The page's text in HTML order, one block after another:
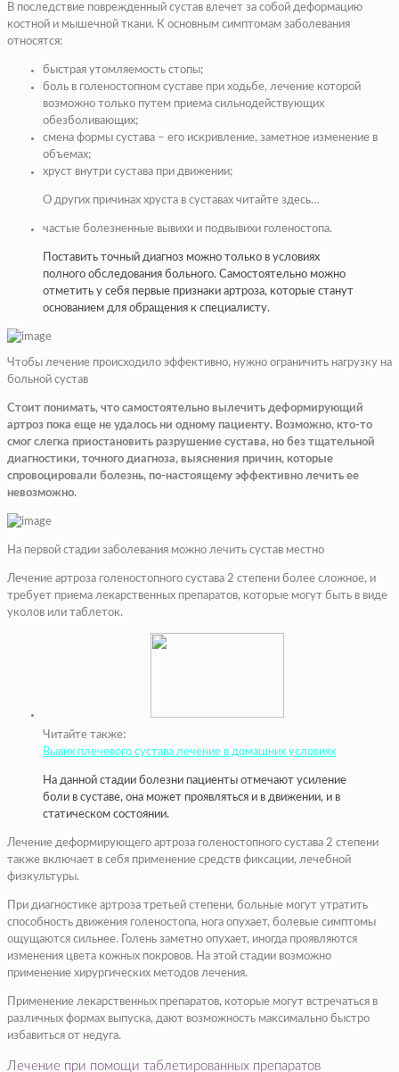
В последствие поврежденный сустав влечет за собой деформацию
костной и мышечной ткани. К основным симптомам заболевания
относятся:
быстрая утомляемость стопы;
боль в голеностопном суставе при ходьбе, лечение которой
возможно только путем приема сильнодействующих
обезболивающих;
смена формы сустава – его искривление, заметное изменение в
объемах;
хруст внутри сустава при движении;
О других причинах хруста в суставах читайте здесь…
частые болезненные вывихи и подвывихи голеностопа.
Поставить точный диагноз можно только в условиях
полного обследования больного. Самостоятельно можно
отметить у себя первые признаки артроза, которые станут
основанием для обращения к специалисту.
Чтобы лечение происходило эффективно, нужно ограничить нагрузку на
больной сустав
Стоит понимать, что самостоятельно вылечить деформирующий
артроз пока еще не удалось ни одному пациенту. Возможно, кто-то
смог слегка приостановить разрушение сустава, но без тщательной
диагностики, точного диагноза, выяснения причин, которые
спровоцировали болезнь, по-настоящему эффективно лечить ее
невозможно.
На первой стадии заболевания можно лечить сустав местно
Лечение артроза голеностопного сустава 2 степени более сложное, и
требует приема лекарственных препаратов, которые могут быть в виде
уколов или таблеток.
Читайте также:
Вывих плечевого сустава лечение в домашних условиях
На данной стадии болезни пациенты отмечают усиление
боли в суставе, она может проявляться и в движении, и в
статическом состоянии.
Лечение деформирующего артроза голеностопного сустава 2 степени
также включает в себя применение средств фиксации, лечебной
физкультуры.
При диагностике артроза третьей степени, больные могут утратить
способность движения голеностопа, нога опухает, болевые симптомы
ощущаются сильнее. Голень заметно опухает, иногда проявляются
изменения цвета кожных покровов. На этой стадии возможно
применение хирургических методов лечения.
Применение лекарственных препаратов, которые могут встречаться в
различных формах выпуска, дают возможность максимально быстро
избавиться от недуга.
Лечение при помощи таблетированных препаратов